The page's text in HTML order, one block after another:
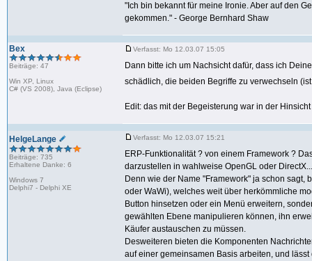
"Ich bin bekannt für meine Ironie. Aber auf den
gekommen." - George Bernhard Shaw
Bex
Beiträge: 47
Win XP, Linux
C# (VS 2008), Java (Eclipse)
Verfasst: Mo 12.03.07 15:05
Dann bitte ich um Nachsicht dafür, dass ich
schädlich, die beiden Begriffe zu verwechseln
Edit: das mit der Begeisterung war in der
HelgeLange
Beiträge: 735
Erhaltene Danke: 6
Windows 7
Delphi7 - Delphi XE
Verfasst: Mo 12.03.07 15:21
ERP-Funktionalität ? von einem Framework ?
darzustellen in wahlweise OpenGL oder DirectX...
Denn wie der Name "Framework" ja schon
oder WaWi), welches weit über herkömmliche
Button hinsetzen oder ein Menü erweitern,
gewählten Ebene manipulieren können, ihn
Käufer austauschen zu müssen.
Desweiteren bieten die Komponenten
auf einer gemeinsamen Basis arbeiten, und